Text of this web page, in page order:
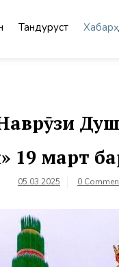
Тандурустӣ
19 март
05.03.2025 0